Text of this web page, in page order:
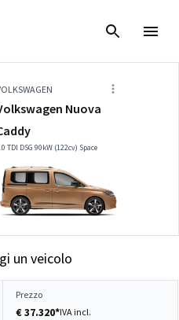
Nuova
TDI DSG 90kW (122cv) Space
un veicolo
Prezzo
€ 37.320*IVA incl.